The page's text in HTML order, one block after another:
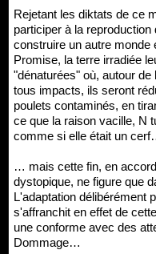
Rejetant les diktats de ce monde "inhumain", refusant de
participer à la
construire un autre monde
Promise, la terre irradiée
"dénaturées" où, autour
tous impacts, ils seront
poulets contaminés, en
ce que la raison vacille, N
comme si elle était un
… mais cette fin, en
dystopique, ne figure que
L'adaptation délibérément
s'affranchit en effet de
une conforme avec des
Dommage…